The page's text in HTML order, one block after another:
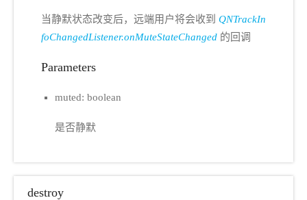
当静默状态改变后，远端用户将会收到 QNTrackIn
foChangedListener.onMuteStateChanged 的回调
Parameters
muted: boolean
是否静默
destroy